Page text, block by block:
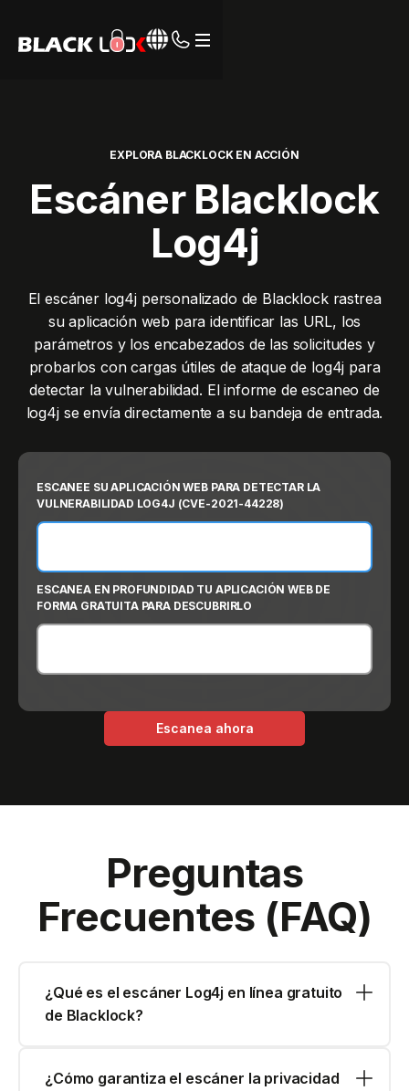
EXPLORA BLACKLOCK EN ACCIÓN
Escáner Blacklock
Log4j
El escáner log4j personalizado de Blacklock rastrea
su aplicación web para identificar las URL, los
parámetros y los encabezados de las solicitudes y
probarlos con cargas útiles de ataque de log4j para
detectar la vulnerabilidad. El informe de escaneo de
log4j se envía directamente a su bandeja de entrada.
ESCANEE SU APLICACIÓN WEB PARA DETECTAR LA
VULNERABILIDAD LOG4J (CVE-2021-44228)
ESCANEA EN PROFUNDIDAD TU APLICACIÓN WEB DE
FORMA GRATUITA PARA DESCUBRIRLO
Preguntas
Frecuentes (FAQ)
¿Qué es el escáner Log4j en línea gratuito
de Blacklock?
¿Cómo garantiza el escáner la privacidad